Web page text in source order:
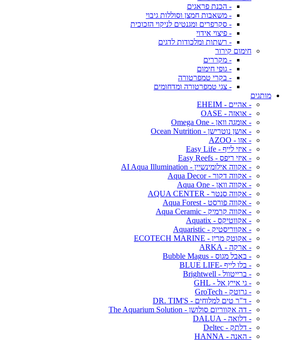
- הכנת פראגים
- משאבות חמצן וסוללות גיבוי
- סקרפרים ומגנטים לניקוי הזכוכית
- פיצוי אידוי
- רשתות ומלכודות לדגים
חימום קירור
- מקררים
- גופי חימום
- בקרי טמפרטורה
- צגי טמפרטורה ומדחומים
מותגים
- אהיים - EHEIM
- אואזה - OASE
- אומגה וואן - Omega One
- אושן נוטרישן - Ocean Nutrition
- אזו - AZOO
- איזי לייף - Easy Life
- איזי ריפס - Easy Reefs
- אקווה אילומינשיין - AI Aqua Illumination
- אקווה דקור - Aqua Decor
- אקווה וואן - Aqua One
- אקווה סנטר - AQUA CENTER
- אקווה פורסט - Aqua Forest
- אקווה קרמיק - Aqua Ceramic
- אקווטיקס - Aquatix
- אקווריסטיק - Aquaristic
- אקוטק מרין - ECOTECH MARINE
- ארקה - ARKA
- באבל מגוס - Bubble Magus
- בלו לייף -BLUE LIFE
- ברייטוול - Brightwell
- גי אייץ אל - GHL
- גרוטק - GroTech
- ד"ר טים למלוחים - DR. TIM'S
- דה אקווריום סולושן - The Aquarium Solution
- דלואה - DALUA
- דלתק - Deltec
- האנה - HANNA